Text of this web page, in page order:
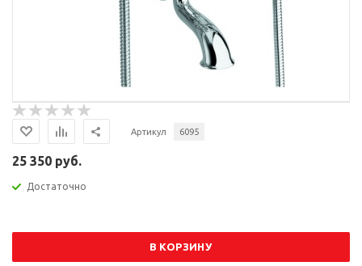
Артикул 6095
25 350 руб.
Достаточно
В КОРЗИНУ